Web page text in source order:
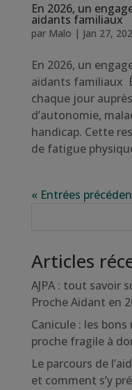
En 2026, un
aidants familiaux
par Malo | Jan 27,
En 2026, un
aidants familiaux
chaque jour
d’autonomie,
handicap. Cette
de fatigue
« Entrées
Articles
AJPA : tout savoir
Proche Aidant en
Canicule : les
proche fragile à
Le parcours de
et comment s’y